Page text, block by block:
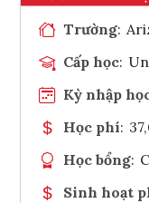
Trường:
Cấp học:
Kỳ nhập
Học phí:
Học bổng:
Sinh hoạt